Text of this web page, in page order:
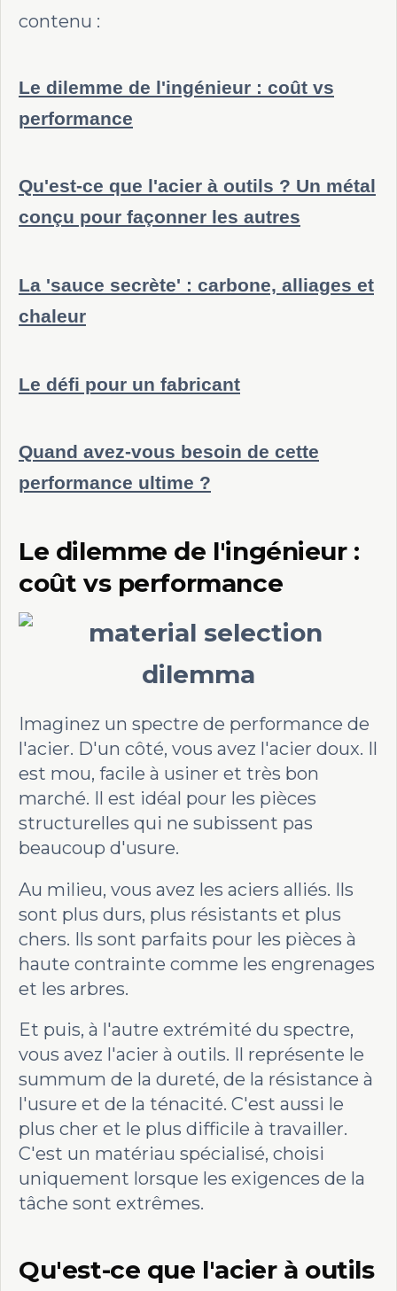
contenu :
Le dilemme de l'ingénieur : coût vs
performance
Qu'est-ce que l'acier à outils ? Un métal
conçu pour façonner les autres
La 'sauce secrète' : carbone, alliages et
chaleur
Le défi pour un fabricant
Quand avez-vous besoin de cette
performance ultime ?
Le dilemme de l'ingénieur :
coût vs performance
Imaginez un spectre de performance de
l'acier. D'un côté, vous avez l'acier doux. Il
est mou, facile à usiner et très bon
marché. Il est idéal pour les pièces
structurelles qui ne subissent pas
beaucoup d'usure.
Au milieu, vous avez les aciers alliés. Ils
sont plus durs, plus résistants et plus
chers. Ils sont parfaits pour les pièces à
haute contrainte comme les engrenages
et les arbres.
Et puis, à l'autre extrémité du spectre,
vous avez l'acier à outils. Il représente le
summum de la dureté, de la résistance à
l'usure et de la ténacité. C'est aussi le
plus cher et le plus difficile à travailler.
C'est un matériau spécialisé, choisi
uniquement lorsque les exigences de la
tâche sont extrêmes.
Qu'est-ce que l'acier à outils